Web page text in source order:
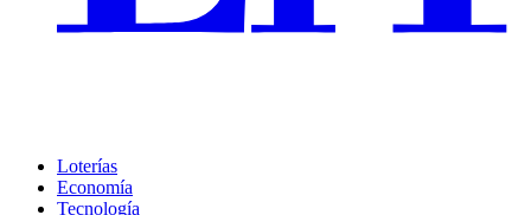
Loterías
Economía
Tecnología